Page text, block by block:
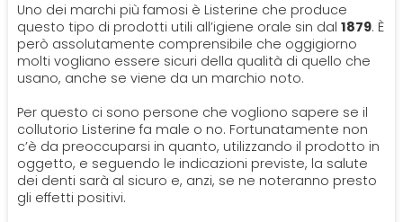
Uno dei marchi più famosi è Listerine che produce
questo tipo di prodotti utili all’igiene orale sin dal 1879. È
però assolutamente comprensibile che oggigiorno
molti vogliano essere sicuri della qualità di quello che
usano, anche se viene da un marchio noto.
Per questo ci sono persone che vogliono sapere se il
collutorio Listerine fa male o no. Fortunatamente non
c’è da preoccuparsi in quanto, utilizzando il prodotto in
oggetto, e seguendo le indicazioni previste, la salute
dei denti sarà al sicuro e, anzi, se ne noteranno presto
gli effetti positivi.